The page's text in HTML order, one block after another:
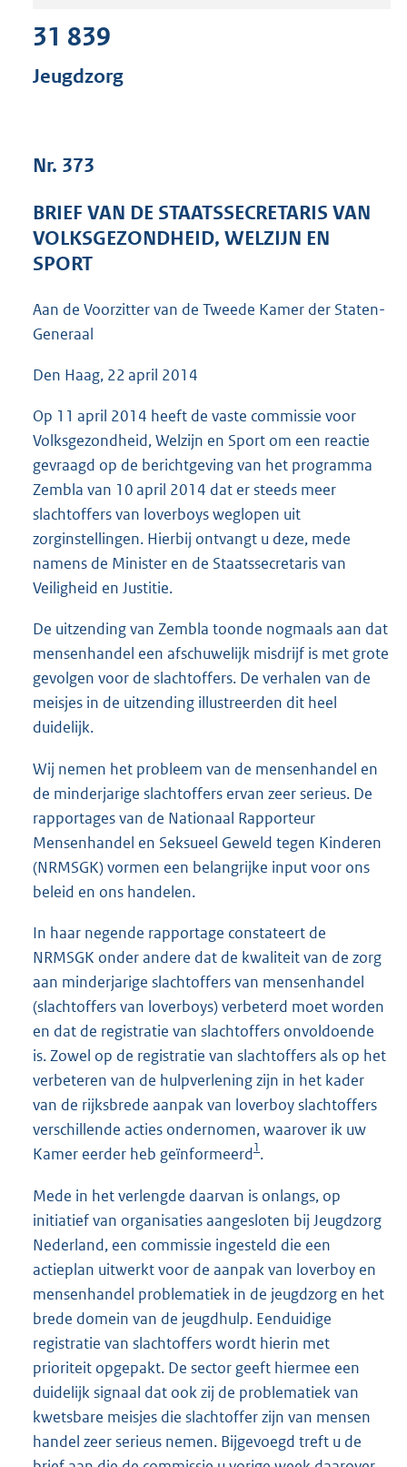
e
:
b
31 839
Jeugdzorg
Nr. 373
BRIEF VAN DE STAATSSECRETARIS VAN
VOLKSGEZONDHEID, WELZIJN EN
SPORT
Aan de Voorzitter van de Tweede Kamer der Staten-
Generaal
Den Haag, 22 april 2014
Op 11 april 2014 heeft de vaste commissie voor
Volksgezondheid, Welzijn en Sport om een reactie
gevraagd op de berichtgeving van het programma
Zembla van 10 april 2014 dat er steeds meer
slachtoffers van loverboys weglopen uit
zorginstellingen. Hierbij ontvangt u deze, mede
namens de Minister en de Staatssecretaris van
Veiligheid en Justitie.
De uitzending van Zembla toonde nogmaals aan dat
mensenhandel een afschuwelijk misdrijf is met grote
gevolgen voor de slachtoffers. De verhalen van de
meisjes in de uitzending illustreerden dit heel
duidelijk.
Wij nemen het probleem van de mensenhandel en
de minderjarige slachtoffers ervan zeer serieus. De
rapportages van de Nationaal Rapporteur
Mensenhandel en Seksueel Geweld tegen Kinderen
(NRMSGK) vormen een belangrijke input voor ons
beleid en ons handelen.
In haar negende rapportage constateert de
NRMSGK onder andere dat de kwaliteit van de zorg
aan minderjarige slachtoffers van mensenhandel
(slachtoffers van loverboys) verbeterd moet worden
en dat de registratie van slachtoffers onvoldoende
is. Zowel op de registratie van slachtoffers als op het
verbeteren van de hulpverlening zijn in het kader
van de rijksbrede aanpak van loverboy slachtoffers
verschillende acties ondernomen, waarover ik uw
Kamer eerder heb geïnformeerd1.
Mede in het verlengde daarvan is onlangs, op
initiatief van organisaties aangesloten bij Jeugdzorg
Nederland, een commissie ingesteld die een
actieplan uitwerkt voor de aanpak van loverboy en
mensenhandel problematiek in de jeugdzorg en het
brede domein van de jeugdhulp. Eenduidige
registratie van slachtoffers wordt hierin met
prioriteit opgepakt. De sector geeft hiermee een
duidelijk signaal dat ook zij de problematiek van
kwetsbare meisjes die slachtoffer zijn van mensen
handel zeer serieus nemen. Bijgevoegd treft u de